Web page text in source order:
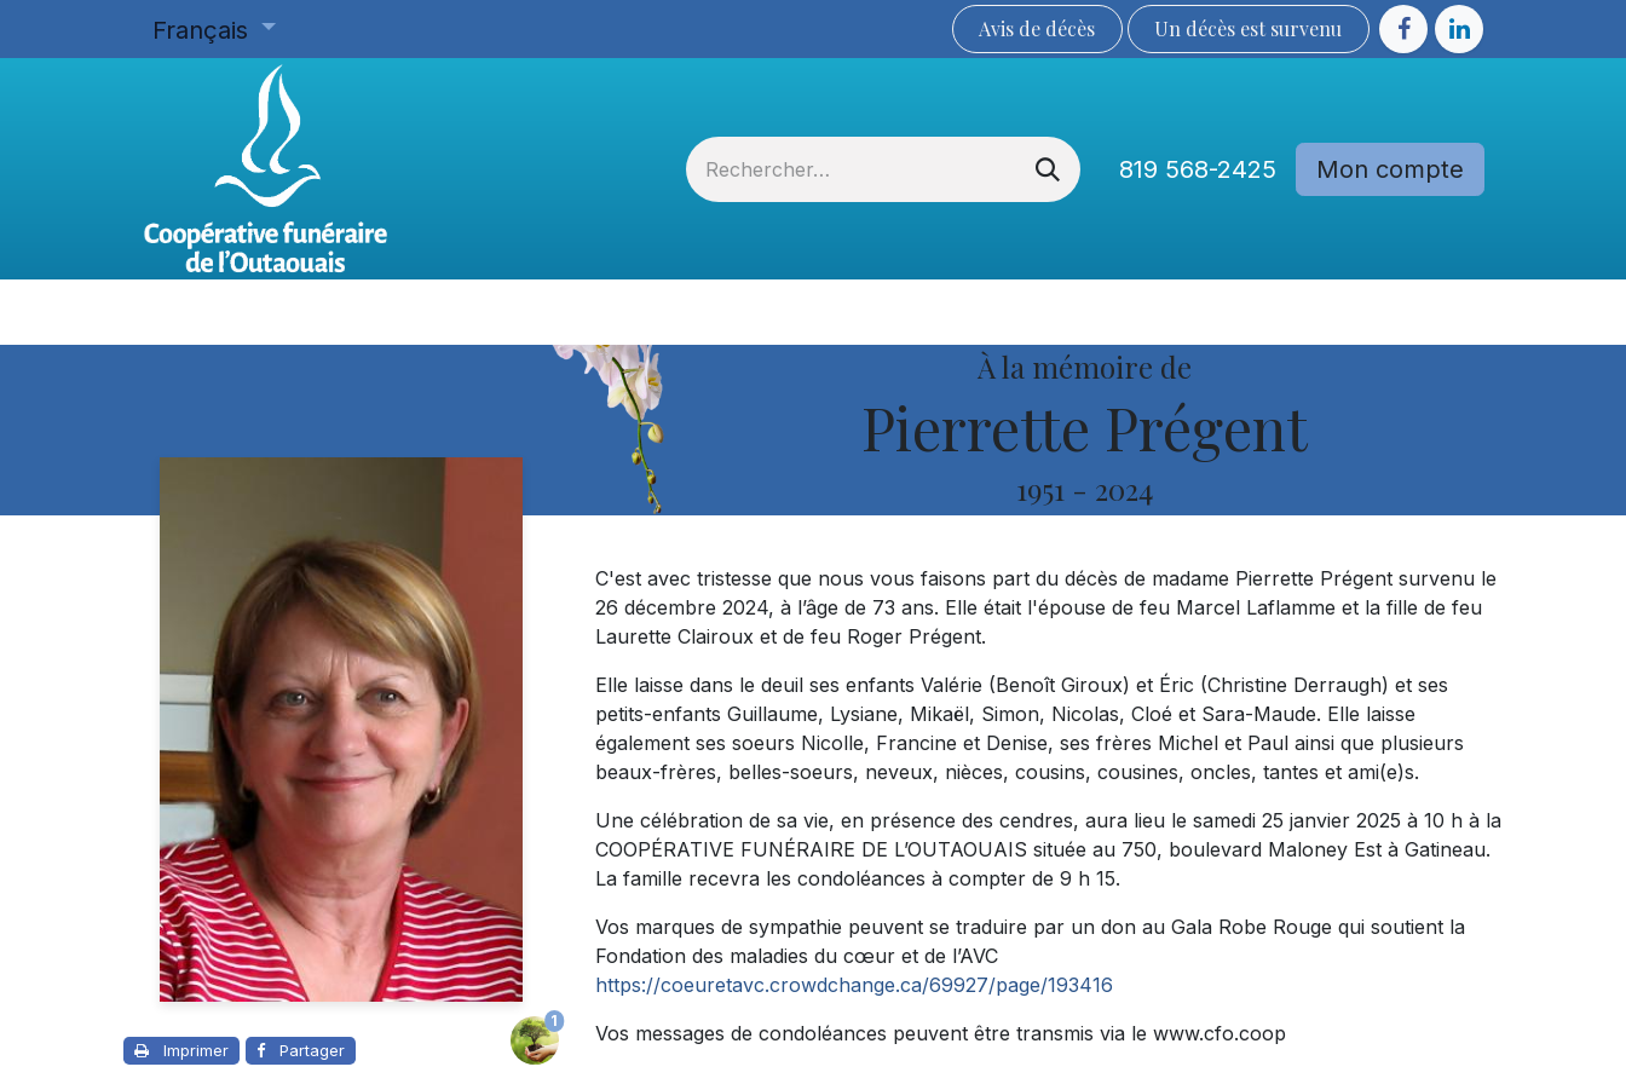
Français Avis de décès Un décès est sur​​​​​​​​ve​nu​​​​​​​​​​
819 568-2425 Mon compte
À la mémoire de
Pierrette Prégent
1951 - 2024
Imprimer Partager
1
C'est avec tristesse que nous vous faisons part du décès de madame Pierrette Prégent survenu le
26 décembre 2024, à l’âge de 73 ans. Elle était l'épouse de feu Marcel Laflamme et la fille de feu
Laurette Clairoux et de feu Roger Prégent.
Elle laisse dans le deuil ses enfants Valérie (Benoît Giroux) et Éric (Christine Derraugh) et ses
petits-enfants Guillaume, Lysiane, Mikaël, Simon, Nicolas, Cloé et Sara-Maude. Elle laisse
également ses soeurs Nicolle, Francine et Denise, ses frères Michel et Paul ainsi que plusieurs
beaux-frères, belles-soeurs, neveux, nièces, cousins, cousines, oncles, tantes et ami(e)s.
Une célébration de sa vie, en présence des cendres, aura lieu le samedi 25 janvier 2025 à 10 h à la
COOPÉRATIVE FUNÉRAIRE DE L’OUTAOUAIS située au 750, boulevard Maloney Est à Gatineau.
La famille recevra les condoléances à compter de 9 h 15.
Vos marques de sympathie peuvent se traduire par un don au Gala Robe Rouge qui soutient la
Fondation des maladies du cœur et de l’AVC
https://coeuretavc.crowdchange.ca/69927/page/193416
Vos messages de condoléances peuvent être transmis via le www.cfo.coop